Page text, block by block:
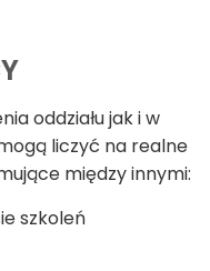
oddziału jak i w
liczyć na realne
między innymi:
szkoleń